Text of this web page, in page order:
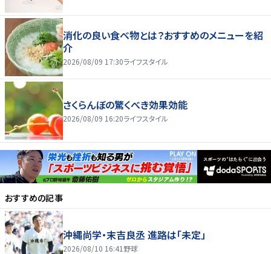
消化の良い食べ物とは？おすすめのメニューを紹
介
2026/08/09 17:30ライフスタイル
さくらんぼの驚くべき効果効能
2026/08/09 16:20ライフスタイル
おすすめの記事
沖縄尚学・末吉良丞 進路は「未定」
2026/08/10 16:41 野球